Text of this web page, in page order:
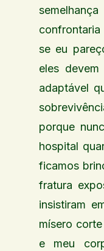
se eu
eles
adaptável
porque
hospital
ficamos
fratura
insistiram
mísero
e meu